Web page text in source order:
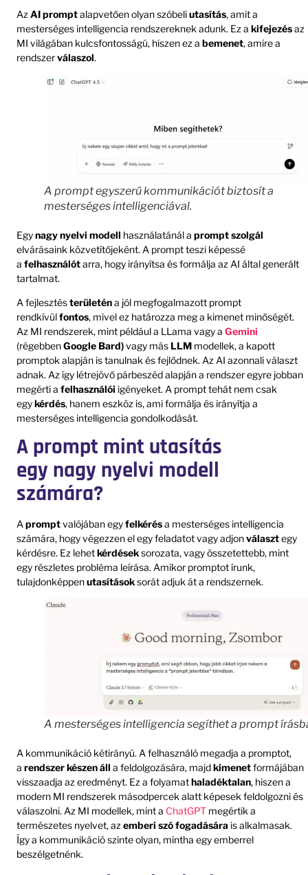
Az AI promptalapvetően olyan szóbeliutasítás, amit a
mesterséges intelligencia rendszereknek adunk. Ez a kifejezésaz
MI világában kulcsfontosságú, hiszen ez a bemenet, amire a
rendszerválaszol.
A prompt egyszerű kommunikációt biztosít a
mesterséges intelligenciával.
Egynagy nyelvi modell használatánál a promptszolgál
elvárásaink közvetítőjeként. A prompt teszi képessé
a felhasználótarra, hogy irányítsa és formálja az AI által generált
tartalmat.
A fejlesztésterületéna jól megfogalmazott prompt
rendkívülfontos, mivel ez határozza meg a kimenet minőségét.
Az MI rendszerek, mint például a LLama vagy a Gemini
(régebbenGoogle Bard)vagy más LLM modellek, a kapott
promptok alapján is tanulnak és fejlődnek. Az AI azonnali választ
adnak. Az így létrejövő párbeszéd alapján a rendszer egyre jobban
megérti a felhasználói igényeket. A prompt tehát nem csak
egykérdés, hanem eszköz is, ami formálja és irányítja a
mesterséges intelligencia gondolkodását.
A prompt mint utasítás
egy nagy nyelvi modell
számára?
Apromptvalójában egyfelkérésa mesterséges intelligencia
számára, hogy végezzen el egy feladatot vagy adjonválasztegy
kérdésre. Ez lehetkérdéseksorozata, vagy összetettebb, mint
egy részletes probléma leírása. Amikor promptot írunk,
tulajdonképpenutasításoksorát adjuk át a rendszernek.
A mesterséges intelligencia segíthet a prompt
A kommunikáció kétirányú. A felhasználó megadja a promptot,
a rendszer készen áll a feldolgozására, majdkimenetformájában
visszaadja az eredményt. Ez a folyamathaladéktalan, hiszen a
modern MI rendszerek másodpercek alatt képesek feldolgozni és
válaszolni. Az MI modellek, mint a ChatGPT megértik a
természetes nyelvet, az emberi szó fogadására is alkalmasak.
Így a kommunikáció szinte olyan, mintha egy emberrel
beszélgetnénk.